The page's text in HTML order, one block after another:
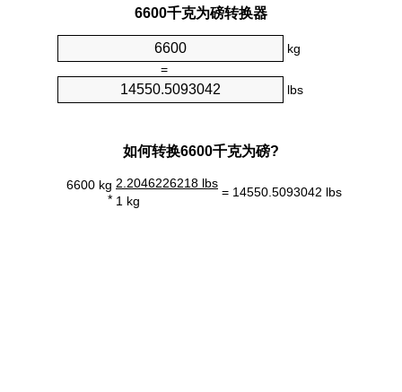
6600千克为磅转换器
kg
=
lbs
如何转换6600千克为磅?
6600 kg
*
2.2046226218 lbs
= 14550.5093042 lbs
1 kg